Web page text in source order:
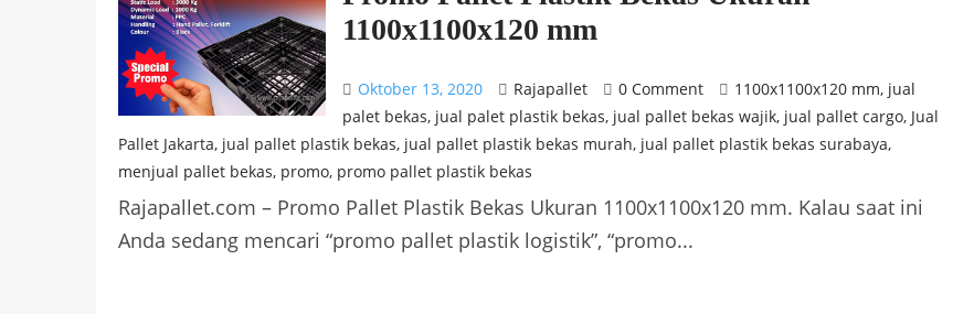
1100x1100x120 mm
Oktober 13, 2020 Rajapallet 0 Comment 1100x1100x120 mm, jual
palet bekas, jual palet plastik bekas, jual pallet bekas wajik, jual pallet cargo, Jual
Pallet Jakarta, jual pallet plastik bekas, jual pallet plastik bekas murah, jual pallet plastik bekas surabaya,
menjual pallet bekas, promo, promo pallet plastik bekas
Rajapallet.com – Promo Pallet Plastik Bekas Ukuran 1100x1100x120 mm. Kalau saat ini
Anda sedang mencari “promo pallet plastik logistik”, “promo...